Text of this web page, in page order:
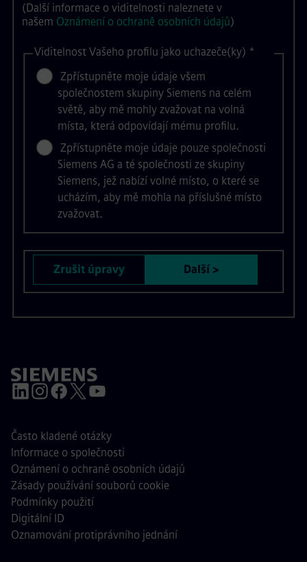
(Další informace o viditelnosti naleznete v
našem Oznámení o ochraně osobních údajů)
Viditelnost Vašeho profilu jako uchazeče(ky) *
Zpřístupněte moje údaje všem
společnostem skupiny Siemens na celém
světě, aby mě mohly zvažovat na volná
místa, která odpovídají mému profilu.
Zpřístupněte moje údaje pouze společnosti
Siemens AG a té společnosti ze skupiny
Siemens, jež nabízí volné místo, o které se
ucházím, aby mě mohla na příslušné místo
zvažovat.
Zrušit úpravy Další >
Často kladené otázky
Informace o společnosti
Oznámení o ochraně osobních údajů
Zásady používání souborů cookie
Podmínky použití
Digitální ID
Oznamování protiprávního jednání